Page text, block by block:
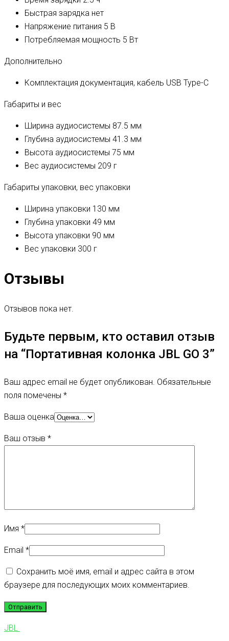
Быстрая зарядка нет
Напряжение питания 5 В
Потребляемая мощность 5 Вт
Дополнительно
Комплектация документация, кабель USB Type-C
Габариты и вес
Ширина аудиосистемы 87.5 мм
Глубина аудиосистемы 41.3 мм
Высота аудиосистемы 75 мм
Вес аудиосистемы 209 г
Габариты упаковки, вес упаковки
Ширина упаковки 130 мм
Глубина упаковки 49 мм
Высота упаковки 90 мм
Вес упаковки 300 г
Отзывы
Отзывов пока нет.
Будьте первым, кто оставил отзыв
на “Портативная колонка JBL GO 3”
Ваш адрес email не будет опубликован. Обязательные
поля помечены *
Ваша оценка
Ваш отзыв *
Имя *
Email *
Сохранить моё имя, email и адрес сайта в этом
браузере для последующих моих комментариев.
JBL